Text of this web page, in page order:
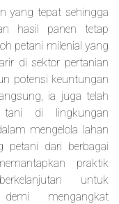
yang tepat sehingga
hasil panen tetap
petani milenial yang
di sektor pertanian
potensi keuntungan
ia juga telah
tani di lingkungan
mengelola lahan
petani dari berbagai
praktik
untuk
mengangkat